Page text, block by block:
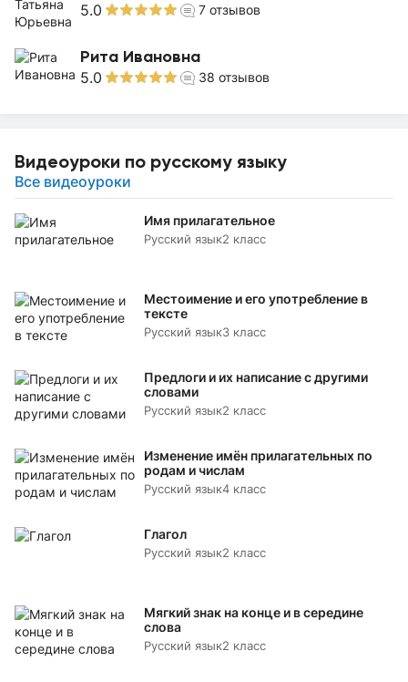
5.0 7 отзывов
Рита Ивановна
5.0 38 отзывов
Видеоуроки по русскому языку
Все видеоуроки
Имя прилагательное
Русский язык2 класс
Местоимение и его употребление в
тексте
Русский язык3 класс
Предлоги и их написание с другими
словами
Русский язык2 класс
Изменение имён прилагательных по
родам и числам
Русский язык4 класс
Глагол
Русский язык2 класс
Мягкий знак на конце и в середине
слова
Русский язык2 класс